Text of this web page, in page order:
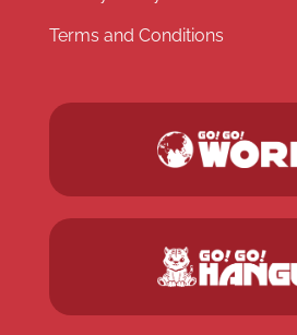
Terms and Conditions